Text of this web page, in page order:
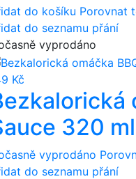
do košíku Porovnat
do seznamu přání
vyprodáno
Kč
320
vyprodáno
do seznamu přání